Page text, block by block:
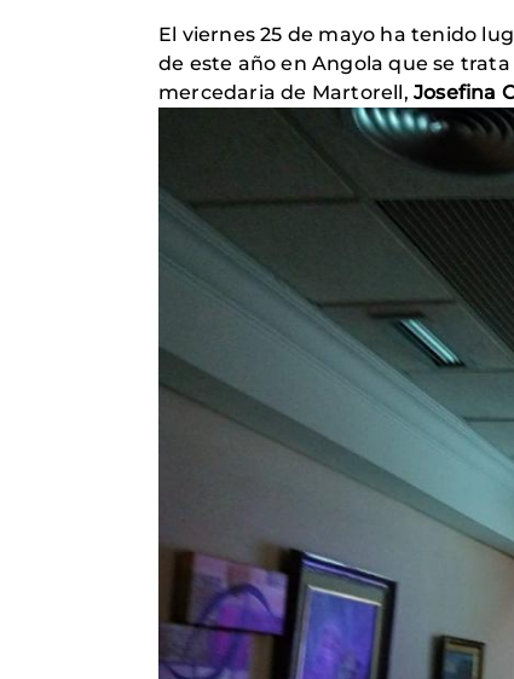
El viernes 25 de mayo ha tenido
de este año en Angola que se
mercedaria de Martorell, Josefina